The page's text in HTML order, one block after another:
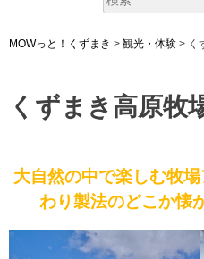
MOWっと！くずまき > 観光・体験 > く
くずまき高原牧
大自然の中で楽しむ牧場
わり製法のどこか懐